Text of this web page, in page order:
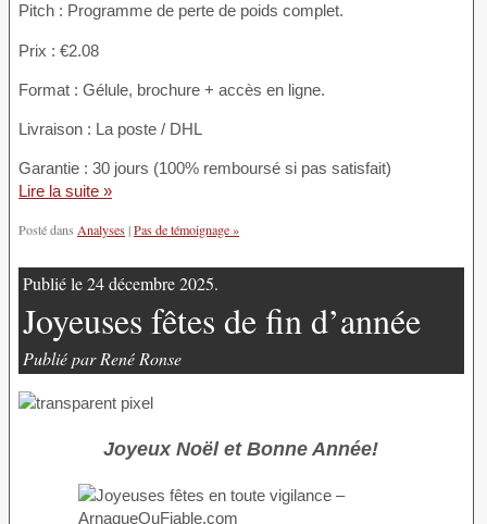
Pitch : Programme de perte de poids complet.
Prix : €2.08
Format : Gélule, brochure + accès en ligne.
Livraison : La poste / DHL
Garantie : 30 jours (100% remboursé si pas satisfait)
Lire la suite »
Posté dans Analyses|Pas de témoignage »
Publié le 24 décembre 2025.
Joyeuses fêtes de fin d’année
Publié par René Ronse
Joyeux Noël et Bonne Année!